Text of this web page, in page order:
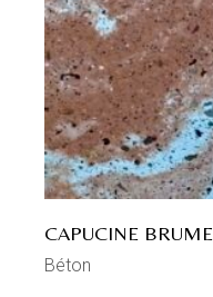
CAPUCINE BRUME
Béton